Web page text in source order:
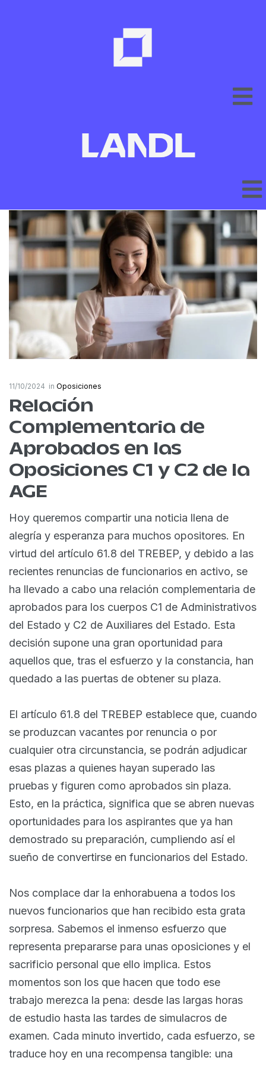
11/10/2024 in Oposiciones
Relación
Complementaria de
Aprobados en las
Oposiciones C1 y C2 de la
AGE
Hoy queremos compartir una noticia llena de
alegría y esperanza para muchos opositores. En
virtud del artículo 61.8 del TREBEP, y debido a las
recientes renuncias de funcionarios en activo, se
ha llevado a cabo una relación complementaria de
aprobados para los cuerpos C1 de Administrativos
del Estado y C2 de Auxiliares del Estado. Esta
decisión supone una gran oportunidad para
aquellos que, tras el esfuerzo y la constancia, han
quedado a las puertas de obtener su plaza.
El artículo 61.8 del TREBEP establece que, cuando
se produzcan vacantes por renuncia o por
cualquier otra circunstancia, se podrán adjudicar
esas plazas a quienes hayan superado las
pruebas y figuren como aprobados sin plaza.
Esto, en la práctica, significa que se abren nuevas
oportunidades para los aspirantes que ya han
demostrado su preparación, cumpliendo así el
sueño de convertirse en funcionarios del Estado.
Nos complace dar la enhorabuena a todos los
nuevos funcionarios que han recibido esta grata
sorpresa. Sabemos el inmenso esfuerzo que
representa prepararse para unas oposiciones y el
sacrificio personal que ello implica. Estos
momentos son los que hacen que todo ese
trabajo merezca la pena: desde las largas horas
de estudio hasta las tardes de simulacros de
examen. Cada minuto invertido, cada esfuerzo, se
traduce hoy en una recompensa tangible: una